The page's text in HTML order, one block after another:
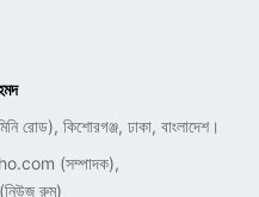
রোড), কিশোরগঞ্জ, ঢাকা, বাংলাদেশ।
(সম্পাদক),
(নিউজ রুম)